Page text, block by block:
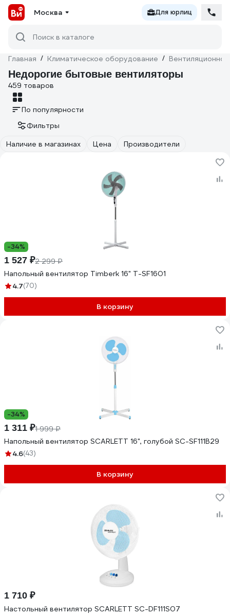
Москва Для юрлиц
Поиск в каталоге
Главная / Климатическое оборудование /
Недорогие бытовые вентиляторы
459 товаров
По популярности
Фильтры
Наличие в магазинах
Цена Производители
-34%
1 527 ₽2 299 ₽
Напольный вентилятор Timberk 16" T-SF1601
4.7(70)
В корзину
-34%
1 311 ₽1 999 ₽
Напольный вентилятор SCARLETT 16", голубой SC-SF111B29
4.6(43)
В корзину
1 710 ₽
Настольный вентилятор SCARLETT SC-DF111S07